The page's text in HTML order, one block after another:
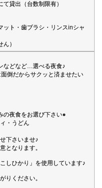
貸出（台数制限有）
ト・歯ブラシ・リンスinシャ
）
などなど…選べる夜食♪
倒だからサクッと済ませたい
の夜食をお選び下さい●
・うどん
下さいませ♪
となります。
しひかり」を使用しています♪
りください。